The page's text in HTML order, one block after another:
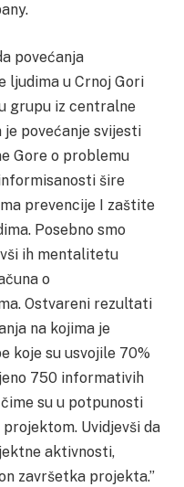
povećanja
ljudima u Crnoj Gori
grupu iz centralne
povećanje svijesti
Gore o problemu
šire
prevencije I zaštite
Posebno smo
ih mentalitetu
o
Ostvareni rezultati
na kojima je
koje su usvojile 70%
750 informativih
su u potpunosti
Uvidjevši da
aktivnosti,
završetka projekta.’’